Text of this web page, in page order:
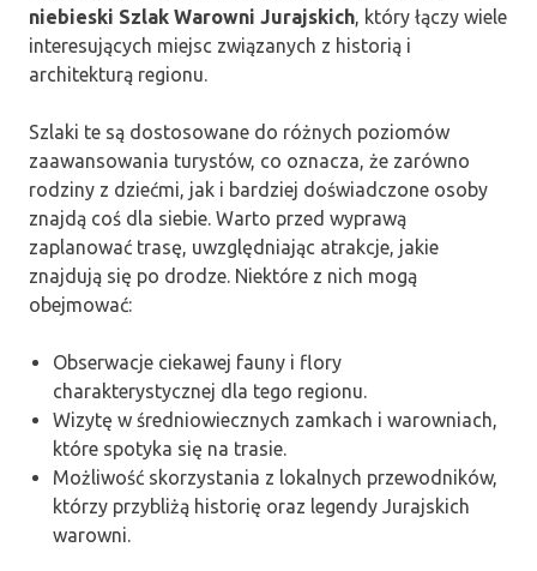
niebieski Szlak Warowni Jurajskich , który łączy wiele
interesujących miejsc związanych z historią i
architekturą regionu.
Szlaki te są dostosowane do różnych poziomów
zaawansowania turystów, co oznacza, że zarówno
rodziny z dziećmi, jak i bardziej doświadczone osoby
znajdą coś dla siebie. Warto przed wyprawą
zaplanować trasę, uwzględniając atrakcje, jakie
znajdują się po drodze. Niektóre z nich mogą
obejmować:
Obserwacje ciekawej fauny i flory
charakterystycznej dla tego regionu.
Wizytę w średniowiecznych zamkach i warowniach,
które spotyka się na trasie.
Możliwość skorzystania z lokalnych przewodników,
którzy przybliżą historię oraz legendy Jurajskich
warowni.